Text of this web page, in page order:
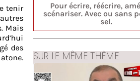
tenir
Mais
des
Pour écrire, réécrire,
scénariser. Avec ou sans
sel.
SUR LE MÊME THÈME